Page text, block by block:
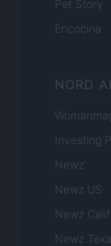
Pet Story
Encocina
NORD
Investing
Newz
Newz US
Newz
Newz